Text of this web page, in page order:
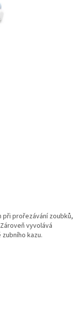
prořezávání zoubků,
vyvolává
kazu.